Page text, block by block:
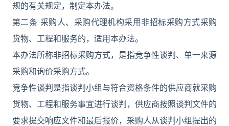
规的有关规定，制定本办法。
第二条 采购人、采购代理机构采用非招标采购方式采购
货物、工程和服务的，适用本办法。
本办法所称非招标采购方式，是指竞争性谈判、单一来源
采购和询价采购方式。
竞争性谈判是指谈判小组与符合资格条件的供应商就采购
货物、工程和服务事宜进行谈判，供应商按照谈判文件的
要求提交响应文件和最后报价，采购人从谈判小组提出的